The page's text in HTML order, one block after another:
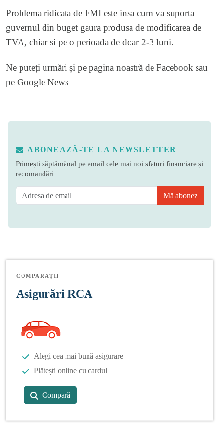
Problema ridicata de FMI este insa cum va suporta
guvernul din buget gaura produsa de modificarea de
TVA, chiar si pe o perioada de doar 2-3 luni.
Ne puteți urmări și pe pagina noastră de Facebook sau
pe Google News
ABONEAZĂ-TE LA NEWSLETTER
Primești săptămânal pe email cele mai noi sfaturi financiare și
recomandări
Mă abonez
COMPARAȚII
Asigurări RCA
Alegi cea mai bună asigurare
Plătești online cu cardul
Compară